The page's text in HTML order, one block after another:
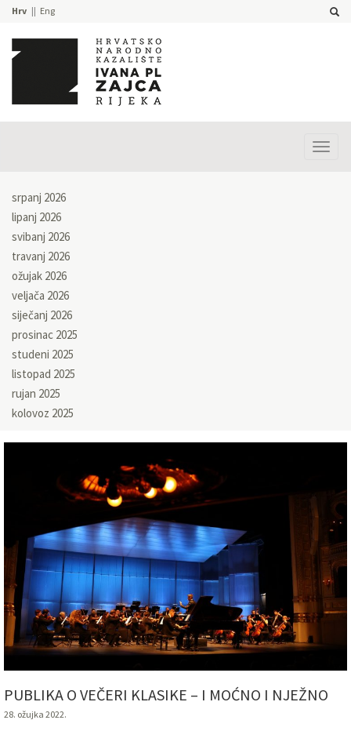
Hrv Eng
srpanj 2026
lipanj 2026
svibanj 2026
travanj 2026
ožujak 2026
veljača 2026
siječanj 2026
prosinac 2025
studeni 2025
listopad 2025
rujan 2025
kolovoz 2025
PUBLIKA O VEČERI KLASIKE – I MOĆNO I NJEŽNO
28. ožujka 2022.